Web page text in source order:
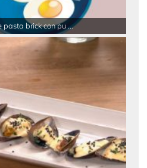
pasta brick con pu ...